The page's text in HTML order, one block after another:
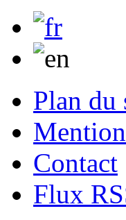
Plan du
Contact
Flux